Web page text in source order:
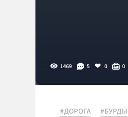
1469 5 0 0
#ДОРОГА #БУРДЫ